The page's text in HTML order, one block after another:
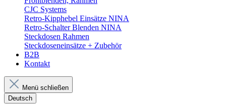
CJC Systems
Retro-Kipphebel Einsätze NINA
Retro-Schalter Blenden NINA
Steckdosen Rahmen
Steckdoseneinsätze + Zubehör
B2B
Kontakt
Menü schließen
Deutsch